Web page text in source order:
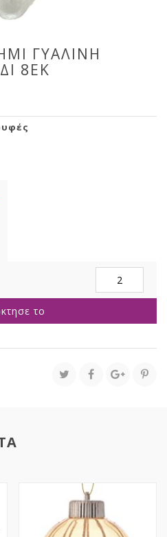
ΓΥΑΛΙΝΗ
8ΕΚ
ΛΕΥΚΗ
ΓΥΑΛΙΝΗ
8ΕΚ
ποσότητα
το